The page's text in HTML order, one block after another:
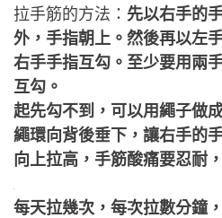
拉手筋的方法： 先以右手的
外，手指朝上。然後再以左
右手手指互勾。至少要用兩
互勾。
起先勾不到，可以用繩子做
繩環向背後垂下，讓右手的
向上拉高，手筋酸痛要忍耐
每天拉幾次，每次拉數分鐘